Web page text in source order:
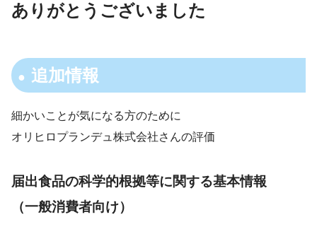
ありがとうございました
追加情報
細かいことが気になる方のために
オリヒロプランデュ株式会社さんの評価
届出食品の科学的根拠等に関する基本情報
（一般消費者向け）